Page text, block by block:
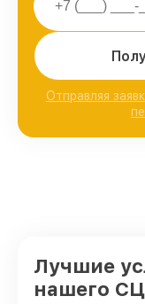
Отправляя
Лучшие
нашего